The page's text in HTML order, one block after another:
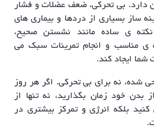
دارد. بی تحرکی، ضعف عضلات و فشار
ساز بسیاری از دردها و بیماری های
ی ساده مانند نشستن صحیح،
ی مناسب و انجام تمرینات سبک می
شما ایجاد کند.
شده، نه برای بی تحرکی. اگر هر روز
بدن خود زمان بگذارید، نه تنها از
بلکه انرژی و تمرکز بیشتری در